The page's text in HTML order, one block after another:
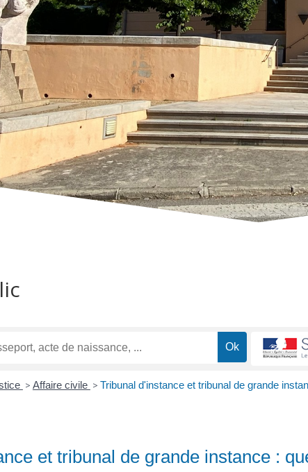
> Affaire civile > Tribunal d'instance et tribunal de grande
et tribunal de grande instance :